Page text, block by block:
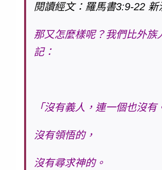
閱讀經文：羅馬書3:9-22 新
那又怎麼樣呢？我們比外族
記：
「沒有義人，連一個也沒有
沒有領悟的，
沒有尋求神的。